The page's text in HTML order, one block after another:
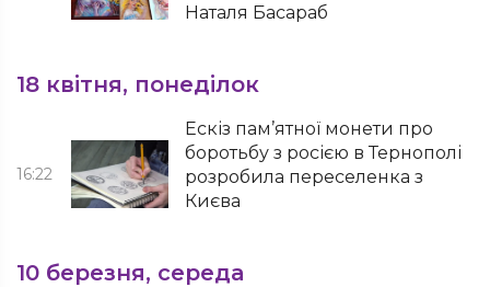
Наталя Басараб
18 квітня, понеділок
16:22
Ескіз пам’ятної монети про
боротьбу з росією в Тернополі
розробила переселенка з
Києва
10 березня, середа